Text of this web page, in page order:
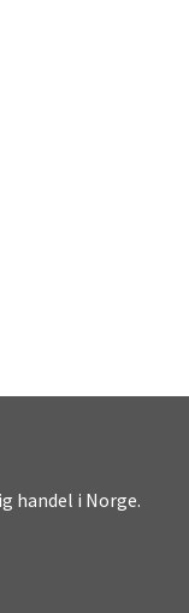
handel i Norge.